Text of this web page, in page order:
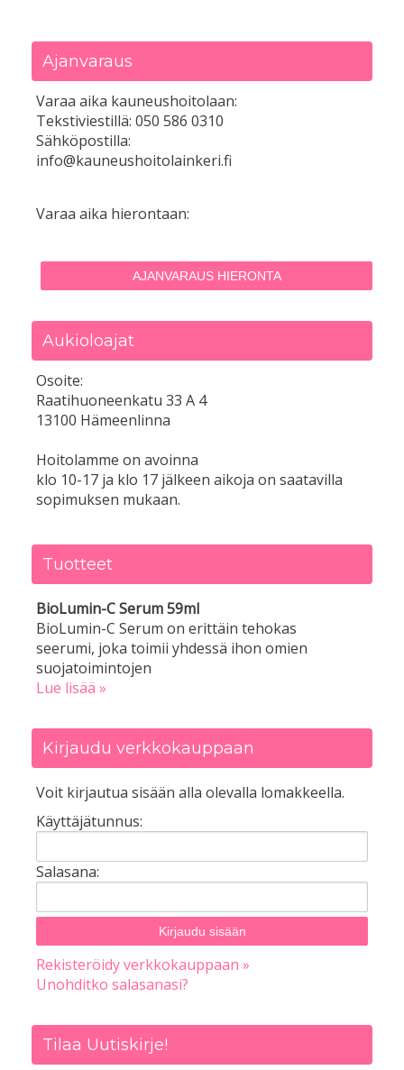
Ajanvaraus
Varaa aika kauneushoitolaan:
Tekstiviestillä: 050 586 0310
Sähköpostilla:
info@kauneushoitolainkeri.fi
Varaa aika hierontaan:
AJANVARAUS HIERONTA
Aukioloajat
Osoite:
Raatihuoneenkatu 33 A 4
13100 Hämeenlinna
Hoitolamme on avoinna
klo 10-17 ja klo 17 jälkeen aikoja on saatavilla
sopimuksen mukaan.
Tuotteet
BioLumin-C Serum 59ml
BioLumin-C Serum on erittäin tehokas
seerumi, joka toimii yhdessä ihon omien
suojatoimintojen
Lue lisää »
Kirjaudu verkkokauppaan
Voit kirjautua sisään alla olevalla lomakkeella.
Käyttäjätunnus:
Salasana:
Rekisteröidy verkkokauppaan »
Unohditko salasanasi?
Tilaa Uutiskirje!